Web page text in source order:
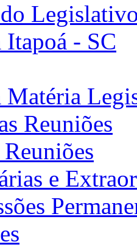
Itapoá - SC
Matéria
Reuniões
e